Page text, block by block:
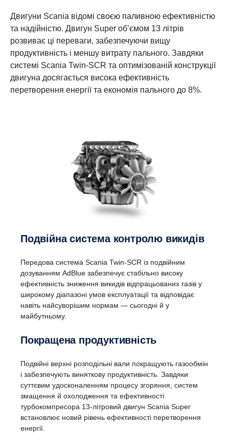
Двигуни Scania відомі своєю паливною ефективністю
та надійністю. Двигун Super об’ємом 13 літрів
розвиває ці переваги, забезпечуючи вищу
продуктивність і меншу витрату пального. Завдяки
системі Scania Twin-SCR та оптимізованій конструкції
двигуна досягається висока ефективність
перетворення енергії та економія пального до 8%.
Подвійна система контролю викидів
Передова система Scania Twin-SCR із подвійним
дозуванням AdBlue забезпечує стабільно високу
ефективність зниження викидів відпрацьованих газів у
широкому діапазоні умов експлуатації та відповідає
навіть найсуворішим нормам — сьогодні й у
майбутньому.
Покращена продуктивність
Подвійні верхні розподільні вали покращують газообмін
і забезпечують виняткову продуктивність. Завдяки
суттєвим удосконаленням процесу згоряння, систем
змащення й охолодження та ефективності
турбокомпресора 13-літровий двигун Scania Super
встановлює новий рівень ефективності перетворення
енергії.